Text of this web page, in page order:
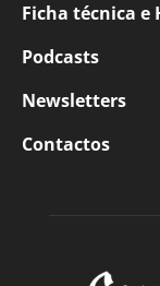
Ficha técnica e
Podcasts
Newsletters
Contactos